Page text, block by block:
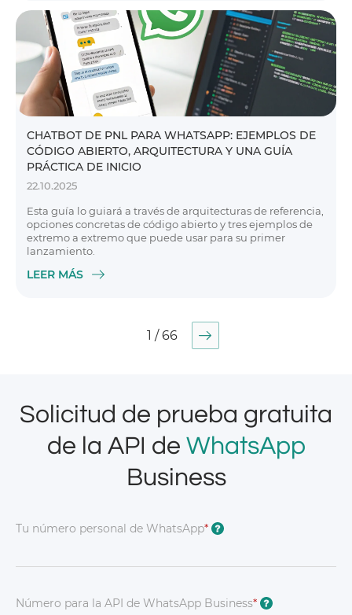
CHATBOT DE PNL PARA WHATSAPP: EJEMPLOS DE
CÓDIGO ABIERTO, ARQUITECTURA Y UNA GUÍA
PRÁCTICA DE INICIO
22.10.2025
Esta guía lo guiará a través de arquitecturas de referencia,
opciones concretas de código abierto y tres ejemplos de
extremo a extremo que puede usar para su primer
lanzamiento.
LEER MÁS
1 / 66
Solicitud de prueba gratuita
de la API de WhatsApp
Business
Tu número personal de WhatsApp* ?
Número para la API de WhatsApp Business* ?